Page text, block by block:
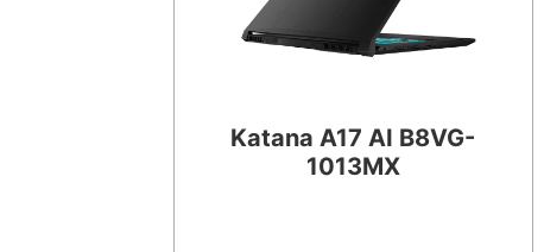
Katana A17 AI B8VG-
1013MX